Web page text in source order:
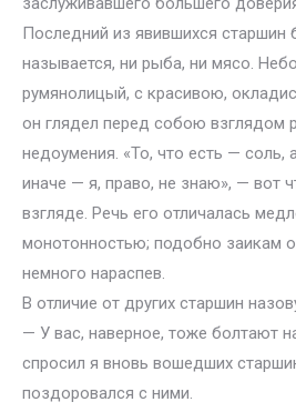
Последний из явившихся старшин
называется, ни рыба, ни мясо.
румянолицый, с красивою,
он глядел перед собою взглядом
недоумения. «То, что есть — соль,
иначе — я, право, не знаю», — вот
взгляде. Речь его отличалась
монотонностью; подобно заикам
немного нараспев.
В отличие от других старшин
— У вас, наверное, тоже болтают
спросил я вновь вошедших
поздоровался с ними.